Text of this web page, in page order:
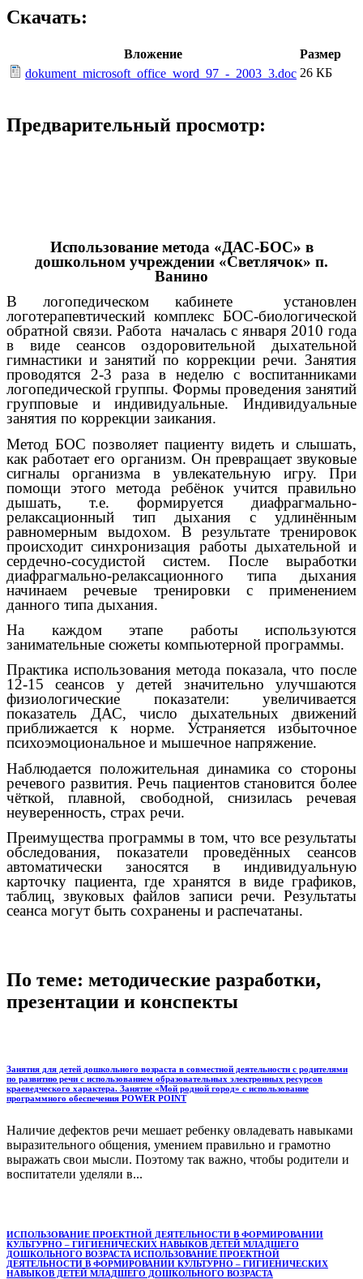
Скачать:
Вложение
Размер
dokument_microsoft_office_word_97_-_2003_3.doc 26 КБ
Предварительный просмотр:
Использование метода «ДАС-БОС» в
дошкольном учреждении «Светлячок» п.
Ванино
В логопедическом кабинете установлен
логотерапевтический комплекс БОС-биологической
обратной связи. Работа началась с января 2010 года
в виде сеансов оздоровительной дыхательной
гимнастики и занятий по коррекции речи. Занятия
проводятся 2-3 раза в неделю с воспитанниками
логопедической группы. Формы проведения занятий
групповые и индивидуальные. Индивидуальные
занятия по коррекции заикания.
Метод БОС позволяет пациенту видеть и слышать,
как работает его организм. Он превращает звуковые
сигналы организма в увлекательную игру. При
помощи этого метода ребёнок учится правильно
дышать, т.е. формируется диафрагмально-
релаксационный тип дыхания с удлинённым
равномерным выдохом. В результате тренировок
происходит синхронизация работы дыхательной и
сердечно-сосудистой систем. После выработки
диафрагмально-релаксационного типа дыхания
начинаем речевые тренировки с применением
данного типа дыхания.
На каждом этапе работы используются
занимательные сюжеты компьютерной программы.
Практика использования метода показала, что после
12-15 сеансов у детей значительно улучшаются
физиологические показатели: увеличивается
показатель ДАС, число дыхательных движений
приближается к норме. Устраняется избыточное
психоэмоциональное и мышечное напряжение.
Наблюдается положительная динамика со стороны
речевого развития. Речь пациентов становится более
чёткой, плавной, свободной, снизилась речевая
неуверенность, страх речи.
Преимущества программы в том, что все результаты
обследования, показатели проведённых сеансов
автоматически заносятся в индивидуальную
карточку пациента, где хранятся в виде графиков,
таблиц, звуковых файлов записи речи. Результаты
сеанса могут быть сохранены и распечатаны.
По теме: методические разработки,
презентации и конспекты
Занятия для детей дошкольного возраста в совместной деятельности с родителями
по развитию речи с использованием образовательных электронных ресурсов
краеведческого характера. Занятие «Мой родной город» с использование
программного обеспечения POWER POINT
Наличие дефектов речи мешает ребенку овладевать навыками
выразительного общения, умением правильно и грамотно
выражать свои мысли. Поэтому так важно, чтобы родители и
воспитатели уделяли в...
ИСПОЛЬЗОВАНИЕ ПРОЕКТНОЙ ДЕЯТЕЛЬНОСТИ В ФОРМИРОВАНИИ
КУЛЬТУРНО – ГИГИЕНИЧЕСКИХ НАВЫКОВ ДЕТЕЙ МЛАДШЕГО
ДОШКОЛЬНОГО ВОЗРАСТА ИСПОЛЬЗОВАНИЕ ПРОЕКТНОЙ
ДЕЯТЕЛЬНОСТИ В ФОРМИРОВАНИИ КУЛЬТУРНО – ГИГИЕНИЧЕСКИХ
НАВЫКОВ ДЕТЕЙ МЛАДШЕГО ДОШКОЛЬНОГО ВОЗРАСТА